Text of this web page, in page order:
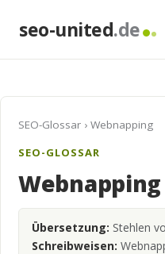
seo-united.de
SEO-Glossar › Webnapping
SEO-GLOSSAR
Webnapping
Übersetzung: Stehlen
Schreibweisen: